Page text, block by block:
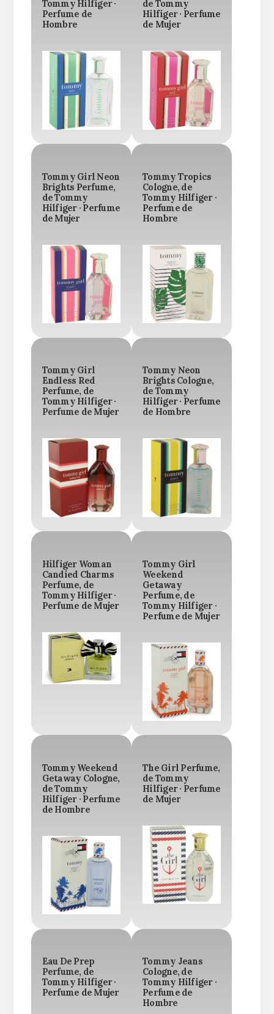
Tommy Hilfiger ·
Perfume de
Hombre
de Tommy
Hilfiger · Perfume
de Mujer
Tommy Girl Neon
Brights Perfume,
de Tommy
Hilfiger · Perfume
de Mujer
Tommy Tropics
Cologne, de
Tommy Hilfiger ·
Perfume de
Hombre
Tommy Girl
Endless Red
Perfume, de
Tommy Hilfiger ·
Perfume de Mujer
Tommy Neon
Brights Cologne,
de Tommy
Hilfiger · Perfume
de Hombre
Hilfiger Woman
Candied Charms
Perfume, de
Tommy Hilfiger ·
Perfume de Mujer
Tommy Girl
Weekend
Getaway
Perfume, de
Tommy Hilfiger ·
Perfume de Mujer
Tommy Weekend
Getaway Cologne,
de Tommy
Hilfiger · Perfume
de Hombre
The Girl Perfume,
de Tommy
Hilfiger · Perfume
de Mujer
Eau De Prep
Perfume, de
Tommy Hilfiger ·
Perfume de Mujer
Tommy Jeans
Cologne, de
Tommy Hilfiger ·
Perfume de
Hombre